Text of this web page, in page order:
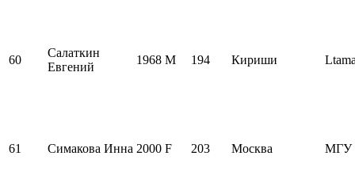
60
Салаткин
Евгений
1968 M 194 Кириши
61 Симакова Инна 2000 F 203 Москва МГУ